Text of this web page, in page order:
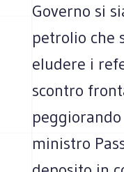
Governo si
petrolio che
eludere i
scontro
ministro